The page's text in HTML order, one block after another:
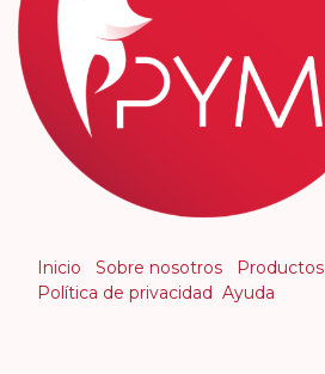
Inicio Sobre nosotros Productos
Política de privacidad Ayuda